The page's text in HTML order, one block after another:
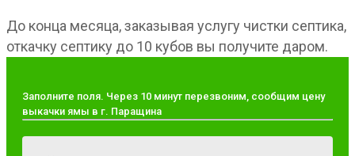
До конца месяца, заказывая услугу чистки септика,
откачку септику до 10 кубов вы получите даром.
Заполните поля. Через 10 минут перезвоним, сообщим цену
выкачки ямы в г. Паращина